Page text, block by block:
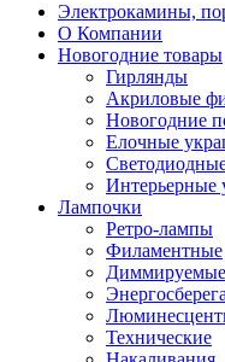
Электрокамины,
О Компании
Новогодние товары
Гирлянды
Акриловые
Новогодние
Елочные
Интерьерные
Лампочки
Ретро-лампы
Филаментные
Диммируемые
Технические